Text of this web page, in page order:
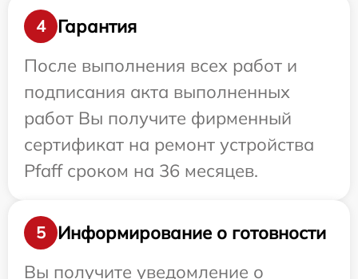
4
Гарантия
После выполнения всех работ и
подписания акта выполненных
работ Вы получите фирменный
сертификат на ремонт устройства
Pfaff сроком на 36 месяцев.
5
Информирование о готовности
Вы получите уведомление о